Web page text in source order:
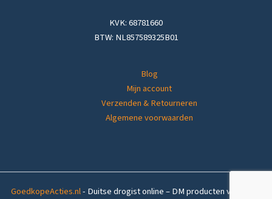
KVK: 68781660
BTW: NL857589325B01
Blog
Mijn account
Verzenden & Retourneren
Algemene voorwaarden
GoedkopeActies.nl- Duitse drogist online – DM producten voordelig